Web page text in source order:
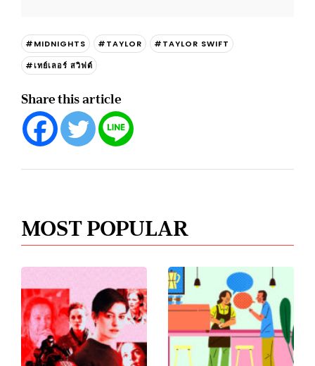
#MIDNIGHTS #TAYLOR
#TAYLOR SWIFT
#เทย์เลอร์ สวิฟต์
Share this article
MOST POPULAR